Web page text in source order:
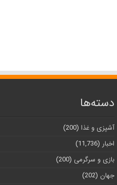
دسته‌ها
آشپزی و غذا (200)
اخبار (11,736)
بازی و سرگرمی (200)
جهان (202)